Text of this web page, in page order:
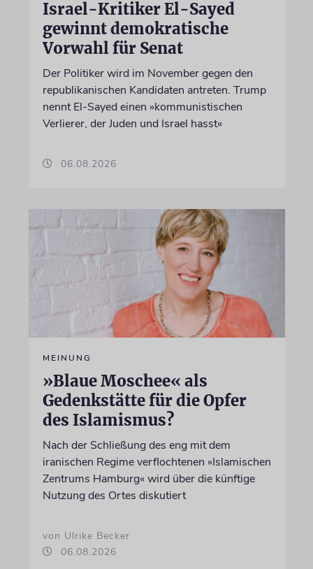
Israel-Kritiker El-Sayed
gewinnt demokratische
Vorwahl für Senat
Der Politiker wird im November gegen den
republikanischen Kandidaten antreten. Trump
nennt El-Sayed einen »kommunistischen
Verlierer, der Juden und Israel hasst«
06.08.2026
MEINUNG
»Blaue Moschee« als
Gedenkstätte für die Opfer
des Islamismus?
Nach der Schließung des eng mit dem
iranischen Regime verflochtenen »Islamischen
Zentrums Hamburg« wird über die künftige
Nutzung des Ortes diskutiert
von Ulrike Becker
06.08.2026